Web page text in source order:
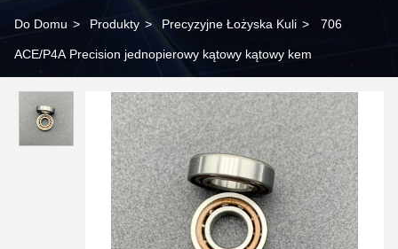
Do Domu > Produkty > Precyzyjne Łożyska Kuli > 706
ACE/P4A Precision jednopierowy kątowy kątowy kem